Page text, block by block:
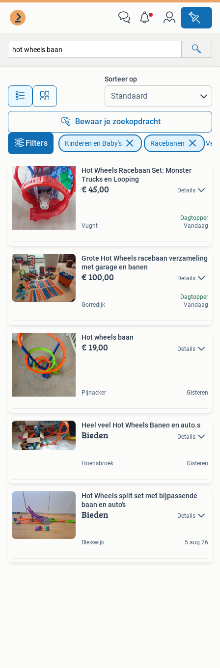
Alle afstanden…
Sorteer op
Bewaar je zoekopdracht
Filters Kinderen en Baby's Racebanen
Hot Wheels Racebaan Set: Monster
Trucks en Looping
€ 45,00 Details
Vught
Dagtopper
Vandaag
Grote Hot Wheels racebaan verzameling
met garage en banen
€ 100,00 Details
Gorredijk
Dagtopper
Vandaag
Hot wheels baan
€ 19,00 Details
Pijnacker Gisteren
Heel veel Hot Wheels Banen en auto.s
Bieden Details
Hoensbroek Gisteren
Hot Wheels split set met bijpassende
baan en auto's
Bieden Details
Bleiswijk 5 aug 26